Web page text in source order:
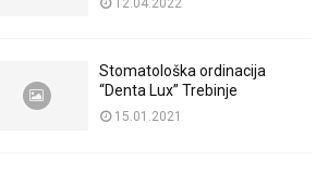
12.04.2022
Stomatološka ordinacija
“Denta Lux” Trebinje
15.01.2021